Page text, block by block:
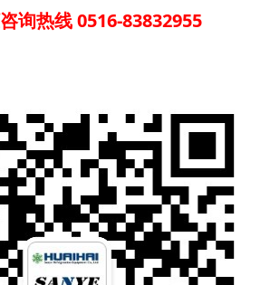
询热线 0516-83832955